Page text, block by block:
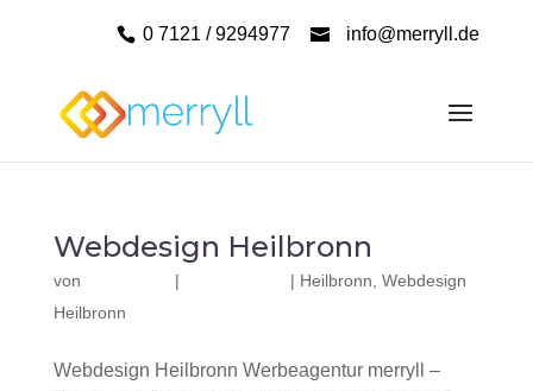
0 7121 / 9294977 info@merryll.de
Webdesign Heilbronn
von | | Heilbronn Webdesign
Heilbronn
Webdesign Heilbronn Werbeagentur merryll –